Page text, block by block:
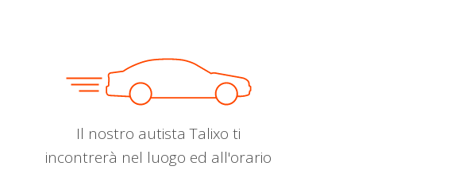
Il nostro autista Talixo ti
incontrerà nel luogo ed all'orario